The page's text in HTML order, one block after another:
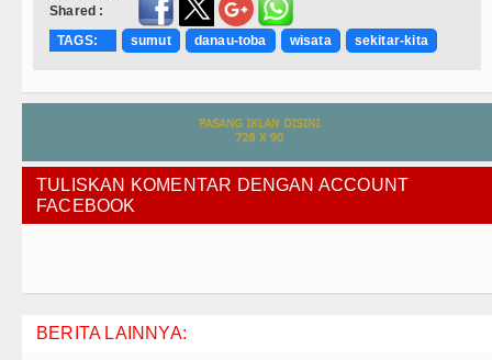
Shared :
TAGS:
sumut danau-toba wisata sekitar-kita
TULISKAN KOMENTAR DENGAN ACCOUNT
FACEBOOK
BERITA LAINNYA: